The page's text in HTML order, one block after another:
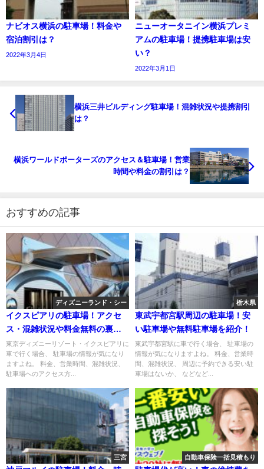
ナビオス横浜の駐車場！料金や
宿泊割引は？
2022年3月4日
ニューオータニイン横浜プレミ
アムの駐車場！提携駐車場は安
い？
2022年3月1日
横浜三井ビルディング駐車場！混雑状況や提携割引
は？
横浜ワールドポーターズのアクセス＆駐車場！営業
時間や料金の割引は？
おすすめの記事
ディズニーランド・シー
イクスピアリの駐車場！アクセ
ス・混雑状況や料金無料の裏技
は？
東京ディズニーリゾート・イクスピアリに
車で行く場合、 駐車場の情報が気になり
ますよね。 料金、営業時間、混雑状況、
駐車場へのアクセス方...
栃木県
東武宇都宮駅周辺の駐車場！安
い駐車場や無料駐車場を紹介！
東武宇都宮駅に車で行く場合、 駐車場の
情報が気になりますよね。 料金、営業時
間、混雑状況、 周辺に予約できる安い駐
車場はないか、 などなど...
三宮 自動車保険一括見積もり